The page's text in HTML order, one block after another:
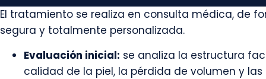
El tratamiento se realiza en consulta médica, de
segura y totalmente personalizada.
Evaluación inicial: se analiza la estructura
calidad de la piel, la pérdida de volumen y las